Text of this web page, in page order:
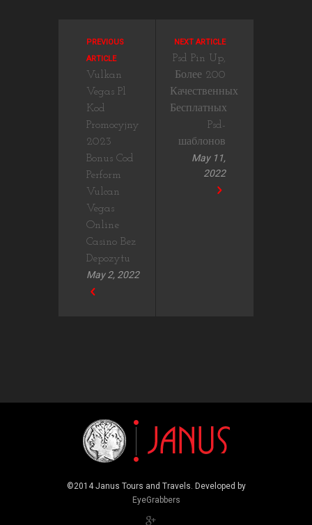
PREVIOUS
ARTICLE
Vulkan
Vegas Pl
Kod
Promocyjny
2023 ️
Bonus Cod
Perform
Vulcan
Vegas
Online
Casino Bez
Depozytu
May 2, 2022
NEXT ARTICLE
Psd Pin Up,
Более 200
Качественных
Бесплатных
Psd-
шаблонов
May 11,
2022
©2014 Janus Tours and Travels. Developed by
EyeGrabbers